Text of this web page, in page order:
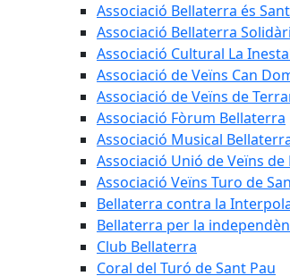
Associació Bellaterra és
Associació Bellaterra
Associació Cultural La
Associació de Veïns Can
Associació de Veïns de
Associació Fòrum Bellaterra
Associació Musical
Associació Unió de Veïns
Associació Veïns Turo de
Bellaterra contra la
Bellaterra per la
Club Bellaterra
Coral del Turó de Sant Pau